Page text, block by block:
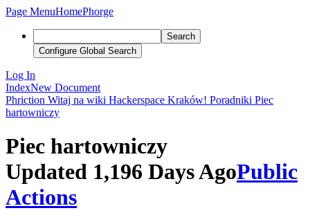
Page MenuHomePhorge
Search
Configure Global Search
Log In
IndexNew Document
Phriction Witaj na wiki Hackerspace Kraków! Poradniki Piec
hartowniczy
Piec hartowniczy
Updated 1,196 Days AgoPublic
Actions